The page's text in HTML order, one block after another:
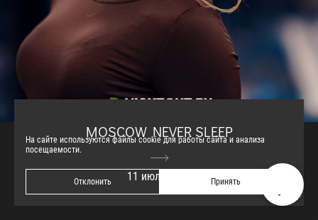
MOSCOW NEVER SLEEP
11 июля 2026
На сайте используются файлы cookie для работы сайта и анализа
посещаемости.
Отклонить Принять